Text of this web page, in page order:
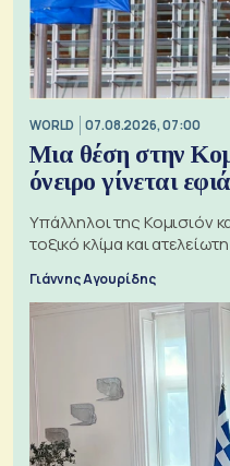
WORLD 07.08.2026, 07:00
Μια θέση στην
όνειρο γίνεται
Υπάλληλοι της Κομισιόν
τοξικό κλίμα και
Γιάννης Αγουρίδης